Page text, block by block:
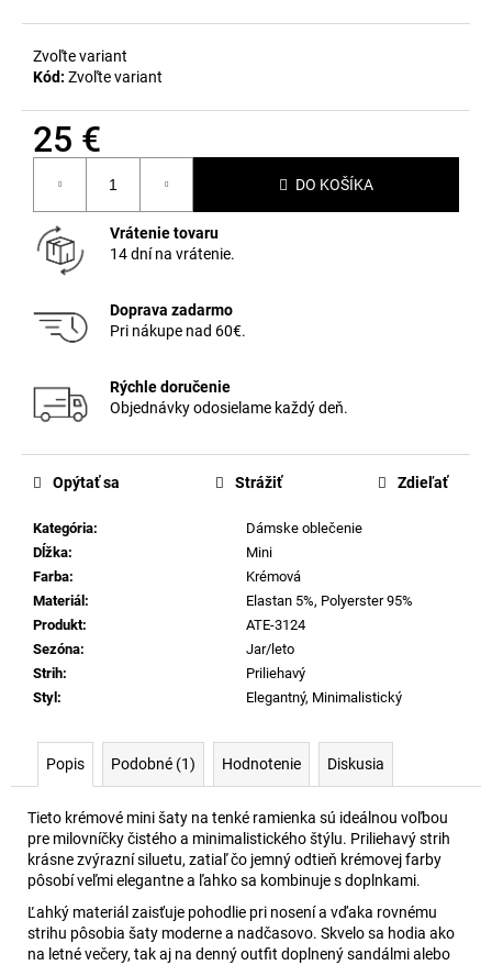
Zvoľte variant
Kód: Zvoľte variant
25 €
cena:
DO KOŠÍKA
Vrátenie tovaru
14 dní na vrátenie.
Doprava zadarmo
Pri nákupe nad 60€.
Rýchle doručenie
Objednávky odosielame každý deň.
Kategória:
Dámske oblečenie
Dĺžka:
Mini
Farba:
Krémová
Materiál :
Elastan 5%, Polyerster 95%
Produkt:
ATE-3124
Sezóna:
Jar/leto
Strih:
Priliehavý
Styl : Elegantný, Minimalistický
Opýtať sa Strážiť Zdieľať
Popis Podobné (1) Hodnotenie Diskusia
Tieto krémové mini šaty na tenké ramienka sú ideálnou voľbou
pre milovníčky čistého a minimalistického štýlu. Priliehavý strih
krásne zvýrazní siluetu, zatiaľ čo jemný odtieň krémovej farby
pôsobí veľmi elegantne a ľahko sa kombinuje s doplnkami.
Ľahký materiál zaisťuje pohodlie pri nosení a vďaka rovnému
strihu pôsobia šaty moderne a nadčasovo. Skvelo sa hodia ako
na letné večery, tak aj na denný outfit doplnený sandálmi alebo